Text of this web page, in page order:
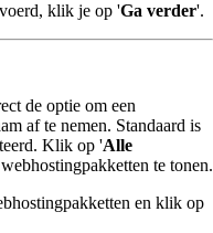
klik je op 'Ga verder'.
de optie om een
af te nemen. Standaard is
Klik op 'Alle
te tonen.
en klik op